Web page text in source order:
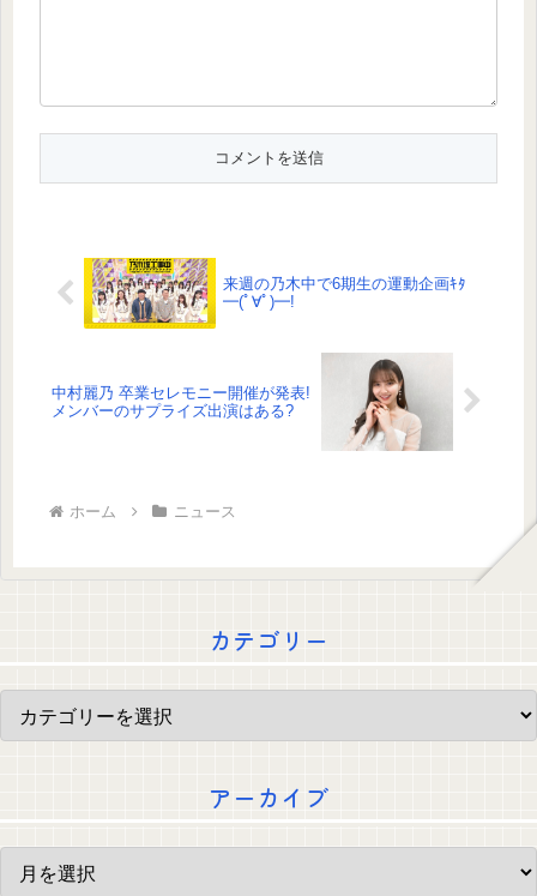
来週の乃木中で6期生の運動企画ｷﾀ
━(ﾟ∀ﾟ)━!
中村麗乃 卒業セレモニー開催が発表!
メンバーのサプライズ出演はある?
ホーム ニュース
カテゴリー
アーカイブ